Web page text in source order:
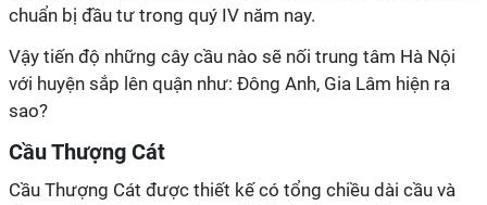
chuẩn bị đầu tư trong quý IV năm nay.
Vậy tiến độ những cây cầu nào sẽ nối trung tâm Hà Nội
với huyện sắp lên quận như: Đông Anh, Gia Lâm hiện ra
sao?
Cầu Thượng Cát
Cầu Thượng Cát được thiết kế có tổng chiều dài cầu và